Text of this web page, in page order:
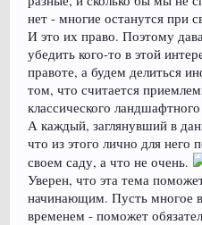
нет - многие останутся при
И это их право. Поэтому
убедить кого-то в этой
правоте, а будем делиться
том, что считается
классического
А каждый, заглянувший в
что из этого лично для него
своем саду, а что не очень.
Уверен, что эта тема
начинающим. Пусть многое
временем - поможет